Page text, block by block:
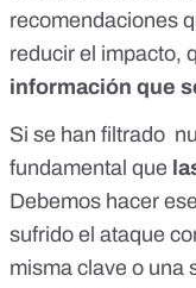
recomendaciones
reducir el impacto,
información que
Si se han filtrado
fundamental que
Debemos hacer
sufrido el ataque
misma clave o una